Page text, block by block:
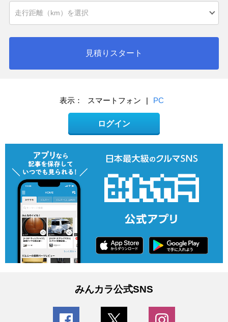
見積りスタート
表示： スマートフォン PC
ログイン
みんカラ公式SNS